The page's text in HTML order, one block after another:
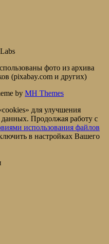
фото из архива
(pixabay.com и других)
by MH Themes
для улучшения
данных. Продолжая работу с
использования файлов
в настройках Вашего